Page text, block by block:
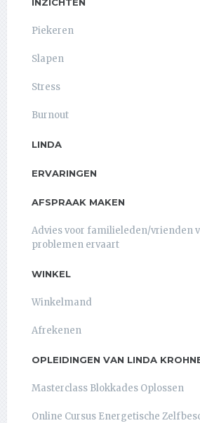
Piekeren
Slapen
Stress
Burnout
LINDA
ERVARINGEN
AFSPRAAK MAKEN
Advies voor familieleden/vrienden
problemen ervaart
WINKEL
Winkelmand
Afrekenen
OPLEIDINGEN VAN LINDA
Masterclass Blokkades Oplossen
Online Cursus Energetische